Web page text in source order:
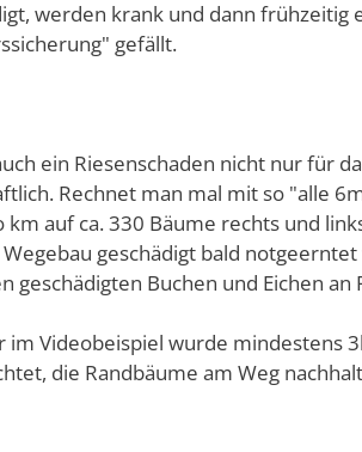
werden krank und dann frühzeitig
gefällt.
ein Riesenschaden nicht nur für
Rechnet man mal mit so "alle
km auf ca. 330 Bäume rechts und
geschädigt bald
geschädigten Buchen und Eichen an
im Videobeispiel wurde mindestens
die Randbäume am Weg